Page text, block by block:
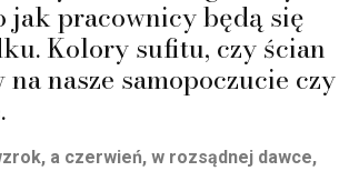
jak pracownicy będą się
Kolory sufitu, czy ścian
na nasze samopoczucie czy
a czerwień, w rozsądnej dawce,